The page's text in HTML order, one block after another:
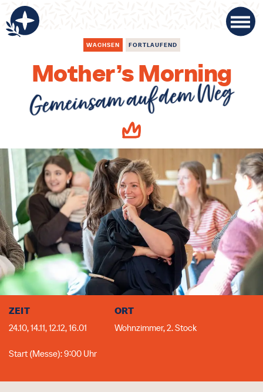
WACHSEN FORTLAUFEND
Mother’s Morning
Gemeinsam auf dem Weg
ZEIT
24.10, 14.11, 12.12, 16.01
Start (Messe): 9:00 Uhr
ORT
Wohnzimmer, 2. Stock